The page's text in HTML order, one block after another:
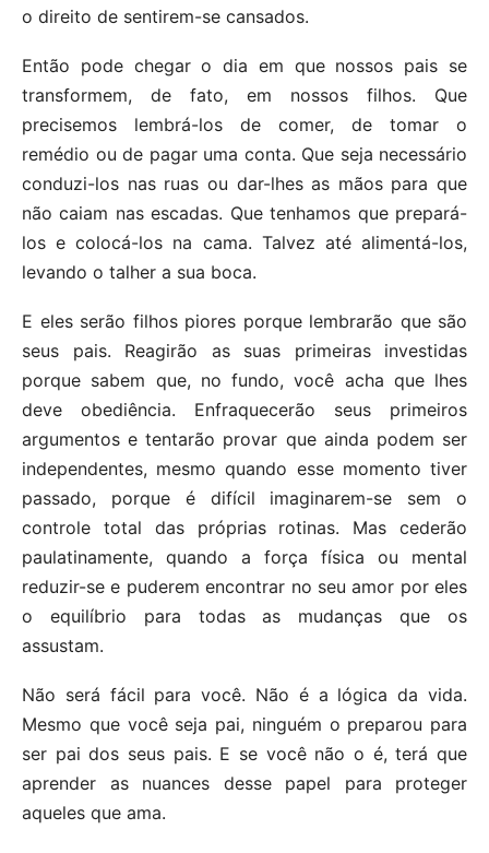
o direito de sentirem-se cansados.
Então pode chegar o dia em que nossos pais se
transformem, de fato, em nossos filhos. Que
precisemos lembrá-los de comer, de tomar o
remédio ou de pagar uma conta. Que seja necessário
conduzi-los nas ruas ou dar-lhes as mãos para que
não caiam nas escadas. Que tenhamos que prepará-
los e colocá-los na cama. Talvez até alimentá-los,
levando o talher a sua boca.
E eles serão filhos piores porque lembrarão que são
seus pais. Reagirão as suas primeiras investidas
porque sabem que, no fundo, você acha que lhes
deve obediência. Enfraquecerão seus primeiros
argumentos e tentarão provar que ainda podem ser
independentes, mesmo quando esse momento tiver
passado, porque é difícil imaginarem-se sem o
controle total das próprias rotinas. Mas cederão
paulatinamente, quando a força física ou mental
reduzir-se e puderem encontrar no seu amor por eles
o equilíbrio para todas as mudanças que os
assustam.
Não será fácil para você. Não é a lógica da vida.
Mesmo que você seja pai, ninguém o preparou para
ser pai dos seus pais. E se você não o é, terá que
aprender as nuances desse papel para proteger
aqueles que ama.